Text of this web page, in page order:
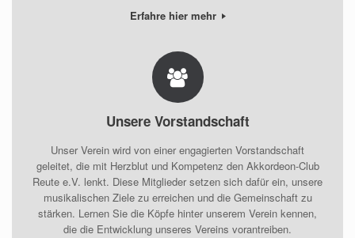
Erfahre hier mehr
Unsere Vorstandschaft
Unser Verein wird von einer engagierten Vorstandschaft
geleitet, die mit Herzblut und Kompetenz den Akkordeon-Club
Reute e.V. lenkt. Diese Mitglieder setzen sich dafür ein, unsere
musikalischen Ziele zu erreichen und die Gemeinschaft zu
stärken. Lernen Sie die Köpfe hinter unserem Verein kennen,
die die Entwicklung unseres Vereins vorantreiben.